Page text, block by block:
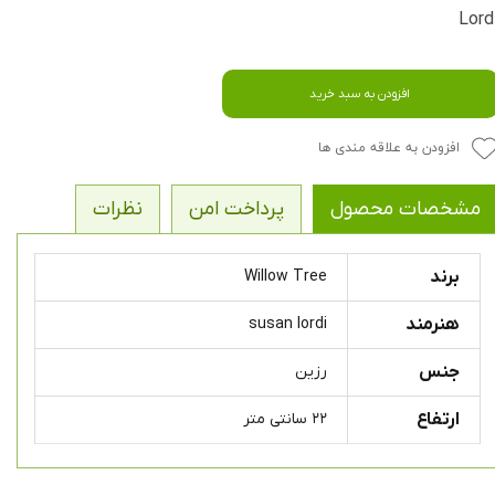
افزودن به سبد خرید
افزودن به علاقه مندی ها
مشخصات محصول پرداخت امن نظرات
برند Willow Tree
هنرمند susan lordi
جنس رزین
ارتفاع ۲۲ سانتی متر